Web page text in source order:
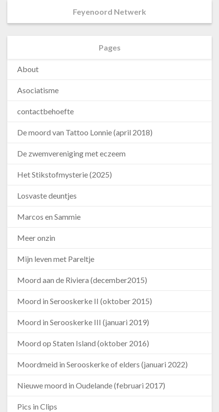
Feyenoord Netwerk
Pages
About
Asociatisme
contactbehoefte
De moord van Tattoo Lonnie (april 2018)
De zwemvereniging met eczeem
Het Stikstofmysterie (2025)
Losvaste deuntjes
Marcos en Sammie
Meer onzin
Mijn leven met Pareltje
Moord aan de Riviera (december2015)
Moord in Serooskerke II (oktober 2015)
Moord in Serooskerke III (januari 2019)
Moord op Staten Island (oktober 2016)
Moordmeid in Serooskerke of elders (januari 2022)
Nieuwe moord in Oudelande (februari 2017)
Pics in Clips